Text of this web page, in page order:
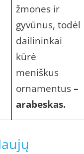
žmones ir
gyvūnus, todėl
dailininkai
kūrė
meniškus
ornamentus–
arabeskas.